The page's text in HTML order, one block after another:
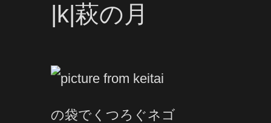
|k|萩の月
の袋でくつろぐネゴ